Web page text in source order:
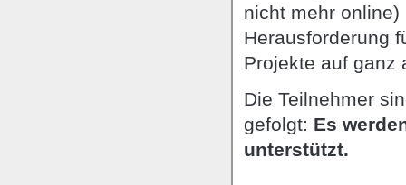
nicht mehr
Herausforderung
Projekte auf ganz
Die Teilnehmer
gefolgt: Es
unterstützt.